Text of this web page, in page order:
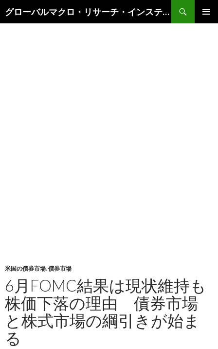
グローバルマクロ・リサーチ・インスティテュート
索
米国の債券市場, 債券市場
6月FOMC結果は現状維持も
株価下落の理由 債券市場
と株式市場の綱引きが始ま
る